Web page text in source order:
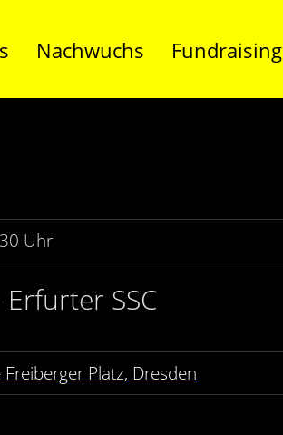
Nachwuchs Fundraising
Uhr
SSC
Platz, Dresden